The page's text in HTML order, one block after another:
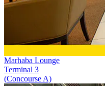
Marhaba Lounge
Terminal 3
(Concourse A)